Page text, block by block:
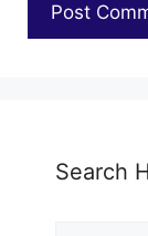
Search